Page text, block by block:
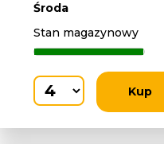
Środa
Stan magazynowy
Kup